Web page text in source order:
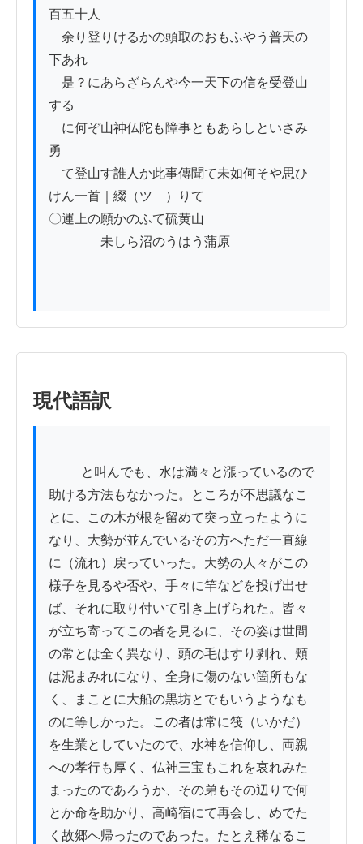
百五十人
余り登りけるかの頭取のおもふやう普天の
下あれ
是？にあらざらんや今一天下の信を受登山
する
に何ぞ山神仏陀も障事ともあらしといさみ
勇
て登山す誰人か此事傳聞て未如何そや思ひ
けん一首｜綴（ツゝ）りて
〇運上の願かのふて硫黄山
未しら沼のうはう蒲原
現代語訳
助ける方法もなかった。ところが不思議なこ
とに、この木が根を留めて突っ立ったように
なり、大勢が並んでいるその方へただ一直線
に（流れ）戻っていった。大勢の人々がこの
様子を見るや否や、手々に竿などを投げ出せ
ば、それに取り付いて引き上げられた。皆々
が立ち寄ってこの者を見るに、その姿は世間
の常とは全く異なり、頭の毛はすり剥れ、頬
は泥まみれになり、全身に傷のない箇所もな
く、まことに大船の黒坊とでもいうようなも
のに等しかった。この者は常に筏（いかだ）
を生業としていたので、水神を信仰し、両親
への孝行も厚く、仏神三宝もこれを哀れみた
まったのであろうか、その弟もその辺りで何
とか命を助かり、高崎宿にて再会し、めでた
く故郷へ帰ったのであった。たとえ稀なるこ